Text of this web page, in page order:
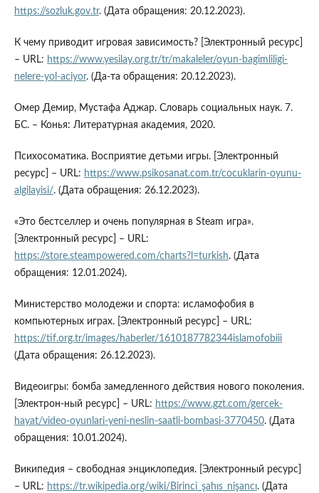
https://sozluk.gov.tr. (Дата обращения: 20.12.2023).
К чему приводит игровая зависимость? [Электронный ресурс]
– URL: https://www.yesilay.org.tr/tr/makaleler/oyun-bagimliligi-
nelere-yol-aciyor. (Да-та обращения: 20.12.2023).
Омер Демир, Мустафа Аджар. Словарь социальных наук. 7.
БС. – Конья: Литературная академия, 2020.
Психосоматика. Восприятие детьми игры. [Электронный
ресурс] – URL: https://www.psikosanat.com.tr/cocuklarin-oyunu-
algilayisi/. (Дата обращения: 26.12.2023).
«Это бестселлер и очень популярная в Steam игра».
[Электронный ресурс] – URL:
https://store.steampowered.com/charts?l=turkish. (Дата
обращения: 12.01.2024).
Министерство молодежи и спорта: исламофобия в
компьютерных играх. [Электронный ресурс] – URL:
https://tif.org.tr/images/haberler/1610187782344islamofobiii
(Дата обращения: 26.12.2023).
Видеоигры: бомба замедленного действия нового поколения.
[Электрон-ный ресурс] – URL: https://www.gzt.com/gercek-
hayat/video-oyunlari-yeni-neslin-saatli-bombasi-3770450. (Дата
обращения: 10.01.2024).
Википедия – свободная энциклопедия. [Электронный ресурс]
– URL: https://tr.wikipedia.org/wiki/Birinci_şahıs_nişancı. (Дата